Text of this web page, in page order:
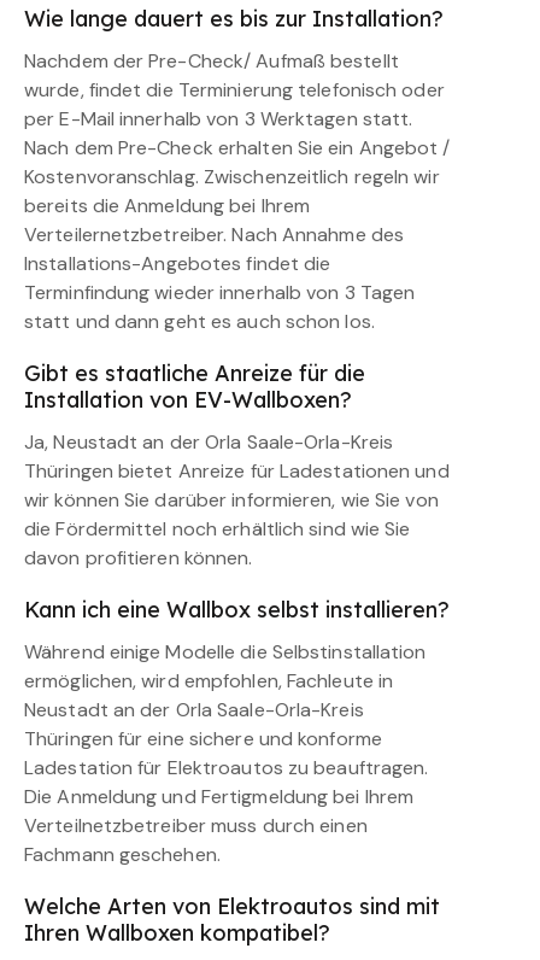
Wie lange dauert es bis zur Installation?
Nachdem der Pre-Check/ Aufmaß bestellt
wurde, findet die Terminierung telefonisch oder
per E-Mail innerhalb von 3 Werktagen statt.
Nach dem Pre-Check erhalten Sie ein Angebot /
Kostenvoranschlag. Zwischenzeitlich regeln wir
bereits die Anmeldung bei Ihrem
Verteilernetzbetreiber. Nach Annahme des
Installations-Angebotes findet die
Terminfindung wieder innerhalb von 3 Tagen
statt und dann geht es auch schon los.
Gibt es staatliche Anreize für die
Installation von EV-Wallboxen?
Ja, Neustadt an der Orla Saale-Orla-Kreis
Thüringen bietet Anreize für Ladestationen und
wir können Sie darüber informieren, wie Sie von
die Fördermittel noch erhältlich sind wie Sie
davon profitieren können.
Kann ich eine Wallbox selbst installieren?
Während einige Modelle die Selbstinstallation
ermöglichen, wird empfohlen, Fachleute in
Neustadt an der Orla Saale-Orla-Kreis
Thüringen für eine sichere und konforme
Ladestation für Elektroautos zu beauftragen.
Die Anmeldung und Fertigmeldung bei Ihrem
Verteilnetzbetreiber muss durch einen
Fachmann geschehen.
Welche Arten von Elektroautos sind mit
Ihren Wallboxen kompatibel?